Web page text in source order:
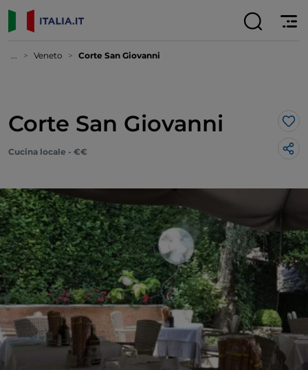
... Veneto Corte San Giovanni
Corte San Giovanni
Cucina locale - €€